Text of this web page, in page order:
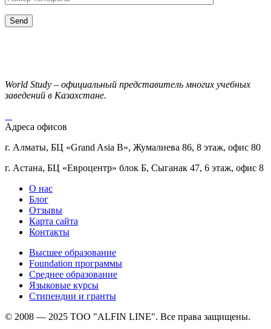
World Study – официальный представитель многих учебных
заведений в Казахстане.
Адреса офисов
г. Алматы, БЦ «Grand Asia B», Жумалиева 86, 8 этаж, офис 80
г. Астана, БЦ «Евроцентр» блок Б, Сыганак 47, 6 этаж, офис 8
О нас
Блог
Отзывы
Карта сайта
Контакты
Высшее образование
Foundation программы
Среднее образование
Языковые курсы
Стипендии и гранты
© 2008 — 2025 ТОО "ALFIN LINE". Все права защищены.